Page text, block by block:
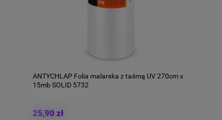
ANTYCHLAP Folia malarska z taśmą UV 270cm x
15mb SOLID 5732
25,90 zł